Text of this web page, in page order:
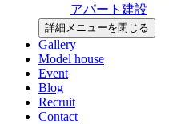
アパート建設
詳細メニューを閉じる
Gallery
Model house
Event
Blog
Recruit
Contact